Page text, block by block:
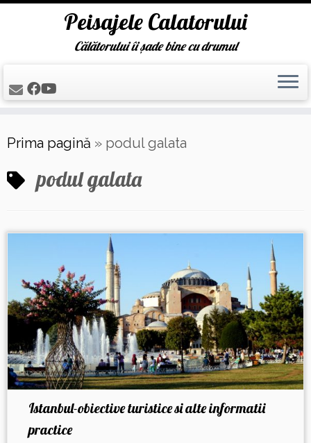
to
content
Peisajele Calatorului
Călătorului îi șade bine cu drumul
Prima pagină » podul galata
podul galata
Istanbul-obiective turistice si alte informatii
practice